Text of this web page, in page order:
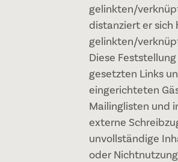
gelinkten/
distanziert er sich
gelinkten/
Diese
gesetzten Links
eingerichteten
Mailinglisten und
externe
unvollständige
oder